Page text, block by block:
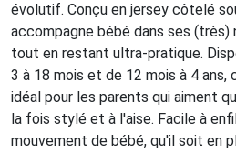
évolutif. Conçu en jersey côtelé
accompagne bébé dans ses (très)
tout en restant ultra-pratique.
3 à 18 mois et de 12 mois à 4
idéal pour les parents qui aiment
la fois stylé et à l'aise. Facile à
mouvement de bébé, qu'il soit en